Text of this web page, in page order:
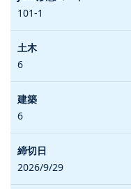
101-1
6
6
2026/9/29